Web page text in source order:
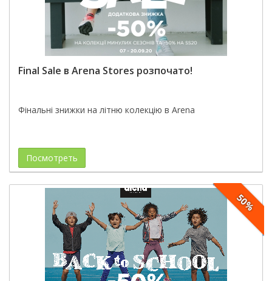
Final Sale в Arena Stores розпочато!
Фінальні знижки на літню колекцію в Arena
Посмотреть
50%